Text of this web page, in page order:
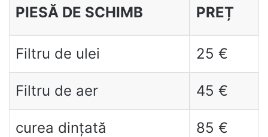
PIESĂ DE SCHIMB PREȚ
Filtru de ulei 25 €
Filtru de aer 45 €
curea dințată 85 €